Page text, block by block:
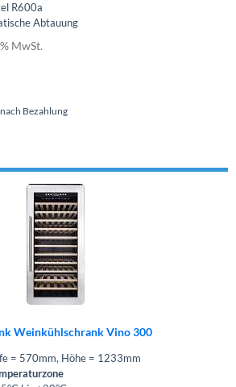
R600a
Abtauung
MwSt.
Bezahlung
Weinkühlschrank Vino 300
= 570mm, Höhe = 1233mm